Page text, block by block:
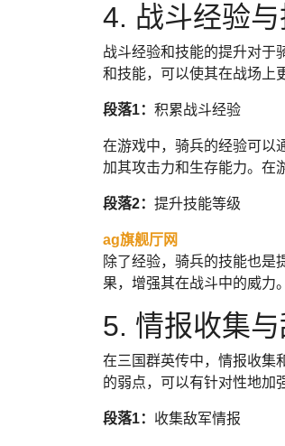
4. 战斗经验
战斗经验和技能的提升对于
和技能，可以使其在战场上
段落1： 积累战斗经验
在游戏中，骑兵的经验可以
加其攻击力和生存能力。在
段落2： 提升技能等级
ag旗舰厅网
除了经验，骑兵的技能也是
果，增强其在战斗中的威力
5. 情报收集
在三国群英传中，情报收集
的弱点，可以有针对性地加
段落1： 收集敌军情报